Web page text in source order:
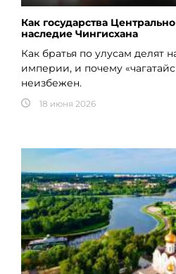
Как государства
наследие Чингисхана
Как братья по улусам делят
империи, и почему
неизбежен.
18 июня 2026